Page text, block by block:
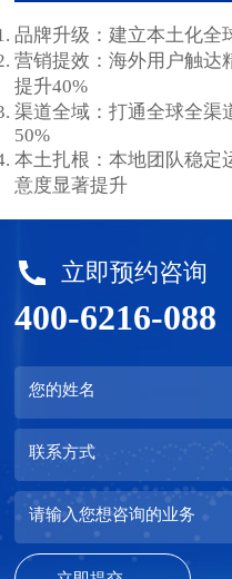
品牌升级：建立本土化全
营销提效：海外用户触达
提升40%
渠道全域：打通全球全渠
50%
本土扎根：本地团队稳定
意度显著提升
立即预约咨询
400-6216-088
您的姓名
联系方式
请输入您想咨询的业务